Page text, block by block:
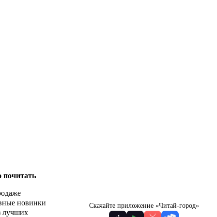
почитать
новинки
лучших
Скачайте приложение «Читай-город»